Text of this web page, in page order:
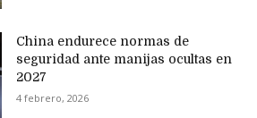
China endurece normas de
seguridad ante manijas ocultas en
2027
4 febrero, 2026